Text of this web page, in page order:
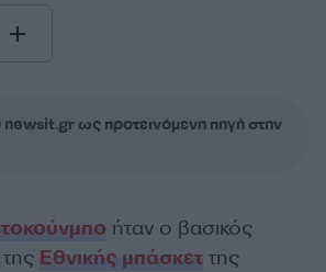
ως προτεινόμενη πηγή στην
ήταν ο βασικός
Εθνικής μπάσκετ της